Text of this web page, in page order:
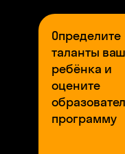
Определите
таланты
ребёнка и
оцените
программу